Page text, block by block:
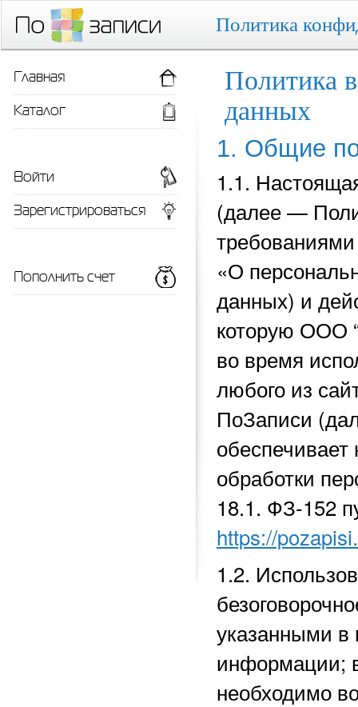
Политика
Политика
данных
1. Общие
1.1.
(далее —
«О
данных) и
которую ООО
во время
любого из
ПоЗаписи
обработки
18.1. ФЗ-152
https://
1.2.
указанными в
информации;
необходимо
Главная
Каталог
Войти
Зарегистрироваться
Пополнить счет